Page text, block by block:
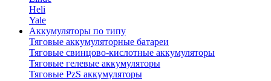
Heli
Yale
Аккумуляторы по типу
Тяговые аккумуляторные батареи
Тяговые свинцово-кислотные аккумуляторы
Тяговые гелевые аккумуляторы
Тяговые PzS аккумуляторы